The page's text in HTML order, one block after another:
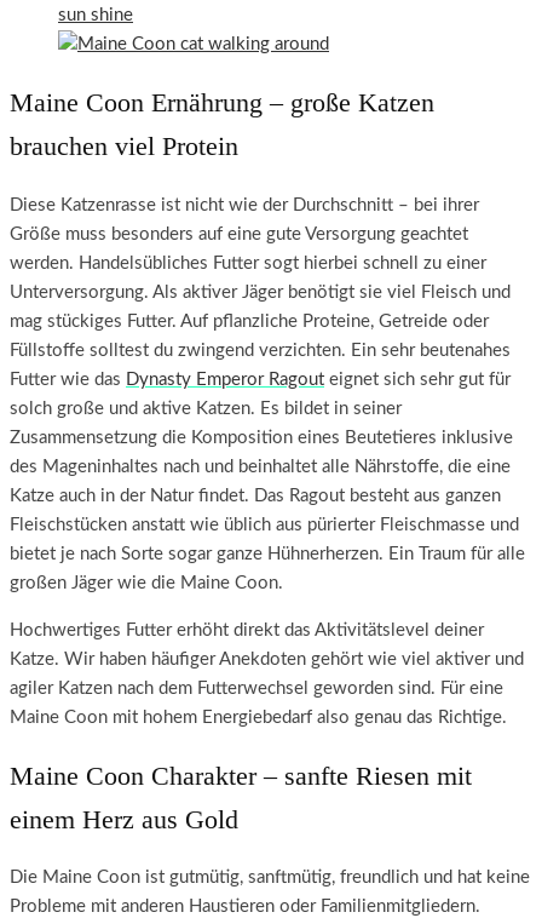
Maine Coon Ernährung – große Katzen
brauchen viel Protein
Diese Katzenrasse ist nicht wie der Durchschnitt – bei ihrer
Größe muss besonders auf eine gute Versorgung geachtet
werden. Handelsübliches Futter sogt hierbei schnell zu einer
Unterversorgung. Als aktiver Jäger benötigt sie viel Fleisch und
mag stückiges Futter. Auf pflanzliche Proteine, Getreide oder
Füllstoffe solltest du zwingend verzichten. Ein sehr beutenahes
Futter wie das Dynasty Emperor Ragout eignet sich sehr gut für
solch große und aktive Katzen. Es bildet in seiner
Zusammensetzung die Komposition eines Beutetieres inklusive
des Mageninhaltes nach und beinhaltet alle Nährstoffe, die eine
Katze auch in der Natur findet. Das Ragout besteht aus ganzen
Fleischstücken anstatt wie üblich aus pürierter Fleischmasse und
bietet je nach Sorte sogar ganze Hühnerherzen. Ein Traum für alle
großen Jäger wie die Maine Coon.
Hochwertiges Futter erhöht direkt das Aktivitätslevel deiner
Katze. Wir haben häufiger Anekdoten gehört wie viel aktiver und
agiler Katzen nach dem Futterwechsel geworden sind. Für eine
Maine Coon mit hohem Energiebedarf also genau das Richtige.
Maine Coon Charakter – sanfte Riesen mit
einem Herz aus Gold
Die Maine Coon ist gutmütig, sanftmütig, freundlich und hat keine
Probleme mit anderen Haustieren oder Familienmitgliedern.